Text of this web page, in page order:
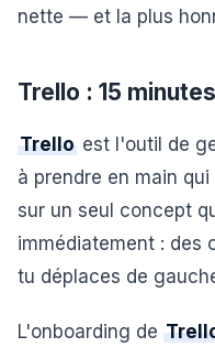
nette — et la plus
Trello : 15
Trello est l'outil de
à prendre en main
sur un seul concept
immédiatement : des
tu déplaces de
L'onboarding de